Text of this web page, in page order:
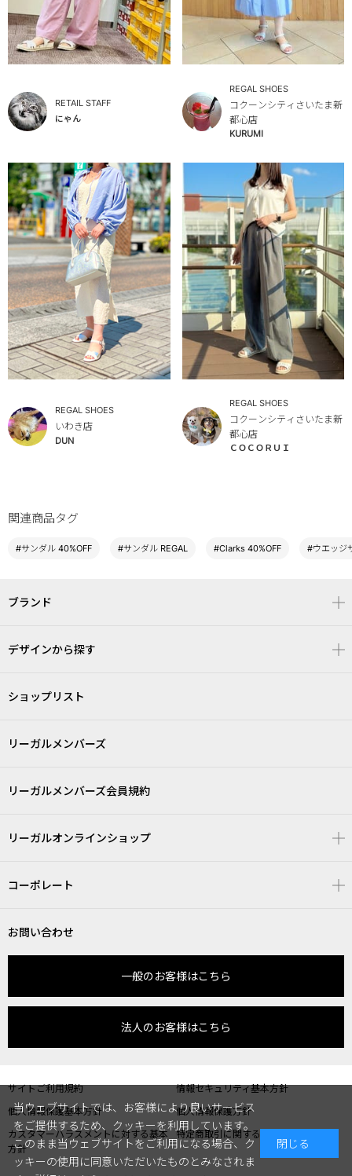
RETAIL STAFF
にゃん
REGAL SHOES
コクーンシティさいたま新
都心店
KURUMI
REGAL SHOES
いわき店
DUN
REGAL SHOES
コクーンシティさいたま新
都心店
ＣＯＣＯＲＵＩ
関連商品タグ
#サンダル 40%OFF #サンダル REGAL #Clarks 40%OFF #ウエッジ
ブランド
デザインから探す
ショップリスト
リーガルメンバーズ
リーガルメンバーズ会員規約
リーガルオンラインショップ
コーポレート
お問い合わせ
一般のお客様はこちら
法人のお客様はこちら
サイトご利用規約
情報セキュリティ基本方針
個人情報保護基本方針
個人情報保護方針
カスタマーハラスメントに対する基本
方針
特定商取引に関する表記
当ウェブサイトでは、お客様により良いサービス
をご提供するため、クッキーを利用しています。
このまま当ウェブサイトをご利用になる場合、ク
ッキーの使用に同意いただいたものとみなされま
閉じる